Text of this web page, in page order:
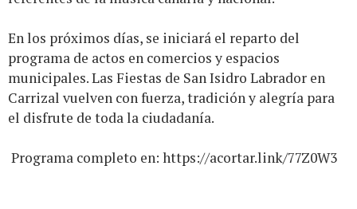
En los próximos días, se iniciará el reparto del
programa de actos en comercios y espacios
municipales. Las Fiestas de San Isidro Labrador en
Carrizal vuelven con fuerza, tradición y alegría para
el disfrute de toda la ciudadanía.
Programa completo en: https://acortar.link/77Z0W3